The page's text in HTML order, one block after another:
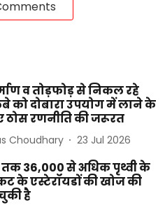
व तोड़फोड़ से निकल रहे
को दोबारा उपयोग में लाने के
ठोस रणनीति की जरूरत
Choudhary 23 Jul 2026
36,000 से अधिक पृथ्वी के
के एस्टेरॉयडों की खोज की
है